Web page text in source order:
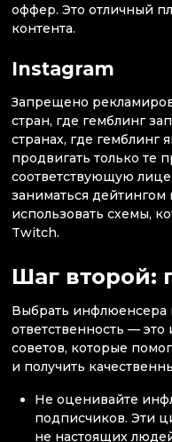
оффер. Это отличный
контента.
Instagram
Запрещено
стран, где гемблинг
странах, где гемблинг
продвигать только те
соответствующую
заниматься
использовать схемы,
Twitch.
Шаг второй:
Выбрать инфлюенсера
ответственность —
советов, которые
и получить
Не оценивайте
подписчиков. Эти
не настоящих